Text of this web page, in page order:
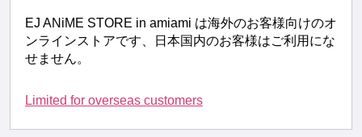
EJ ANiME STORE in amiami は海外のお客様向けのオ
ンラインストアです、日本国内のお客様はご利用にな
せません。
Limited for overseas customers